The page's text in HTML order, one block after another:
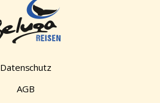
Datenschutz
AGB